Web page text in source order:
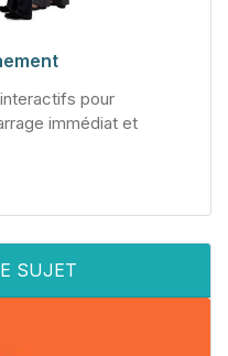
pour
immédiat et
SUJET